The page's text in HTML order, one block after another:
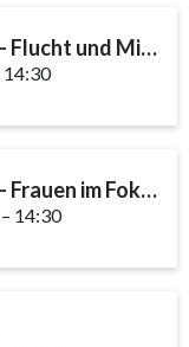
Geschichte Schweiz - Flucht und Migration
14:30
Geschichte Schweiz - Frauen im Fokus
14:30